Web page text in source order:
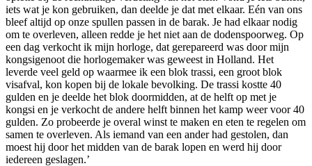
iets wat je kon gebruiken, dan deelde je dat met elkaar. Eén van ons
bleef altijd op onze spullen passen in de barak. Je had elkaar nodig
om te overleven, alleen redde je het niet aan de dodenspoorweg. Op
een dag verkocht ik mijn horloge, dat gerepareerd was door mijn
kongsigenoot die horlogemaker was geweest in Holland. Het
leverde veel geld op waarmee ik een blok trassi, een groot blok
visafval, kon kopen bij de lokale bevolking. De trassi kostte 40
gulden en je deelde het blok doormidden, at de helft op met je
kongsi en je verkocht de andere helft binnen het kamp weer voor 40
gulden. Zo probeerde je overal winst te maken en eten te regelen om
samen te overleven. Als iemand van een ander had gestolen, dan
moest hij door het midden van de barak lopen en werd hij door
iedereen geslagen.’